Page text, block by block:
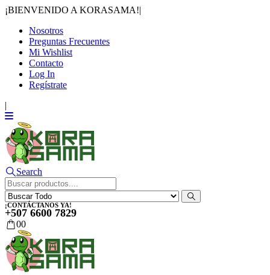
¡BIENVENIDO A KORASAMA!|
Nosotros
Preguntas Frecuentes
Mi Wishlist
Contacto
Log In
Regístrate
|
Search
¡CONTÁCTANOS YA!
+507 6600 7829
00